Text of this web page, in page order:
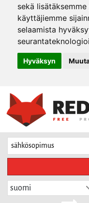
sekä
käyttäjiemme
selaamista
Hyväksyn
suomi